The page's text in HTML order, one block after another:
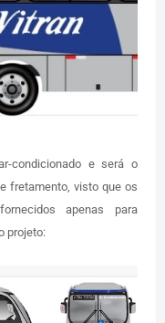
condicionado e será o
fretamento, visto que os
apenas para
projeto: